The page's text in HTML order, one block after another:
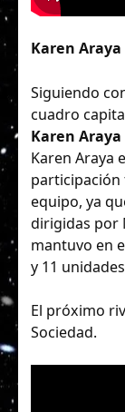
Karen Araya
Siguiendo
cuadro
Karen
Karen Araya
participación
equipo, ya
dirigidas por
mantuvo en
y 11
El próximo
Sociedad.